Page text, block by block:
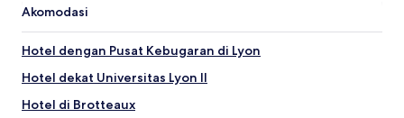
Akomodasi
Hotel dengan Pusat Kebugaran di Lyon
Hotel dekat Universitas Lyon II
Hotel di Brotteaux